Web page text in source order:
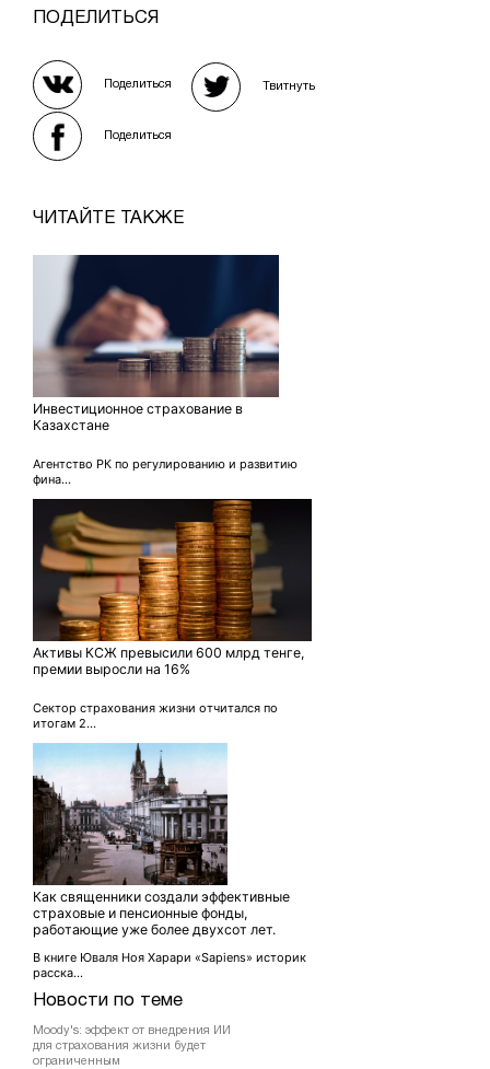
Новости по теме
Moody's: эффект от внедрения ИИ
для страхования жизни будет
ограниченным
ПОДЕЛИТЬСЯ
Поделиться Твитнуть
Поделиться
ЧИТАЙТЕ ТАКЖЕ
Инвестиционное страхование в
Казахстане
Агентство РК по регулированию и развитию
фина...
Активы КСЖ превысили 600 млрд тенге,
премии выросли на 16%
Сектор страхования жизни отчитался по
итогам 2...
Как священники создали эффективные
страховые и пенсионные фонды,
работающие уже более двухсот лет.
В книге Юваля Ноя Харари «Sapiens» историк
расска...